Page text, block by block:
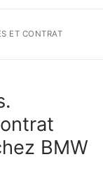
ET CONTRAT
BMW